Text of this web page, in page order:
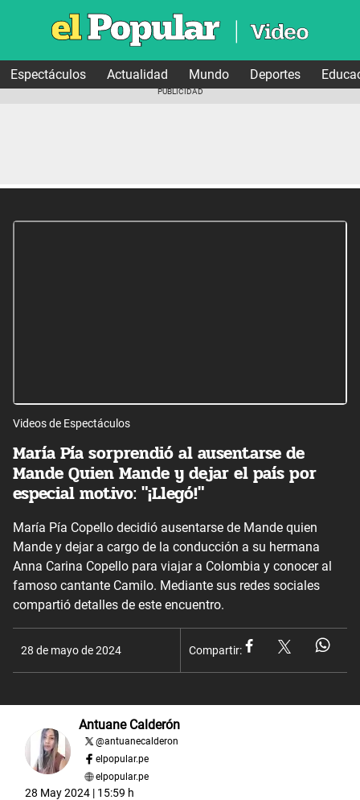
Espectáculos Actualidad Mundo Deportes
Videos de Espectáculos
María Pía sorprendió al ausentarse de
Mande Quien Mande y dejar el país por
especial motivo: "¡Llegó!"
María Pía Copello decidió ausentarse de Mande quien
Mande y dejar a cargo de la conducción a su hermana
Anna Carina Copello para viajar a Colombia y conocer al
famoso cantante Camilo. Mediante sus redes sociales
compartió detalles de este encuentro.
28 de mayo de 2024 Compartir:
Antuane Calderón
@antuanecalderon
elpopular.pe
elpopular.pe
28 May 2024 | 15:59 h